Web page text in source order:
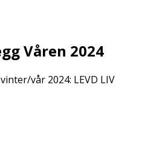
Våren 2024
vår 2024: LEVD LIV